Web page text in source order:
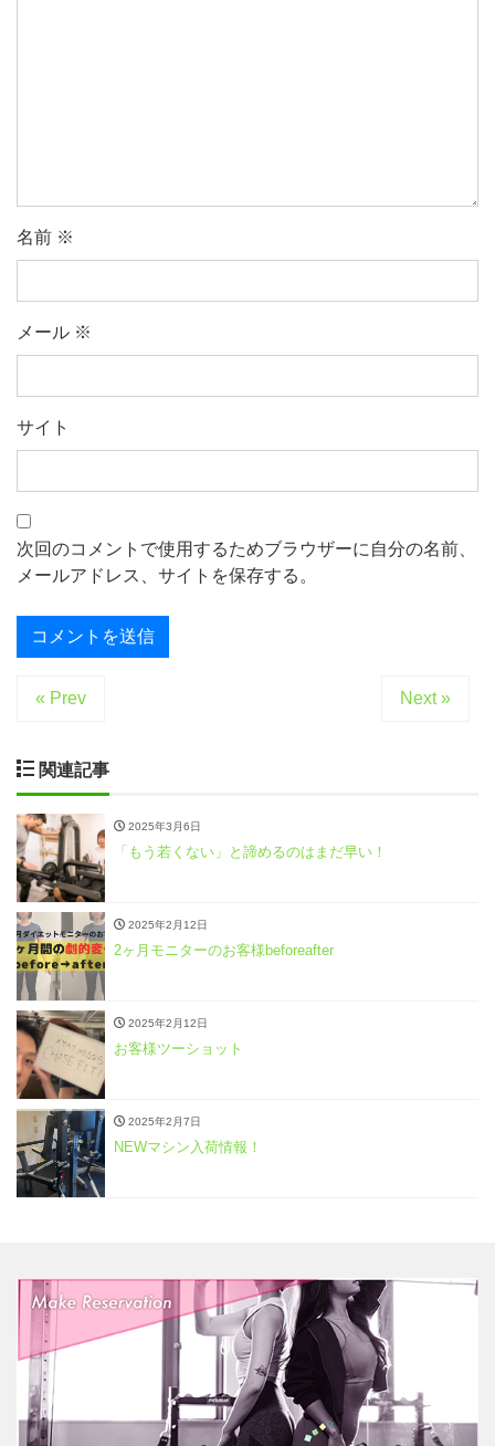
名前 ※
メール ※
サイト
次回のコメントで使用するためブラウザーに自分の名前、
メールアドレス、サイトを保存する。
« Prev Next »
関連記事
2025年3月6日
「もう若くない」と諦めるのはまだ早い！
2025年2月12日
2ヶ月モニターのお客様beforeafter
2025年2月12日
お客様ツーショット
2025年2月7日
NEWマシン入荷情報！